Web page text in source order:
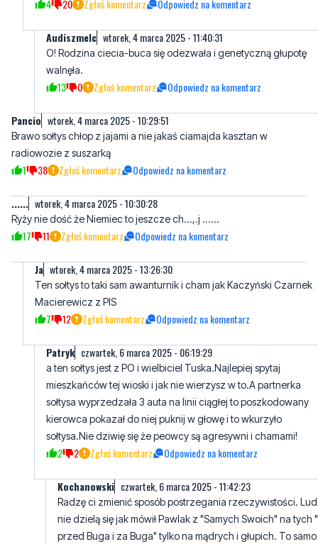
4 20 Zgłoś komentarz Odpowiedz na komentarz
Audiszmelc wtorek, 4 marca 2025 - 11:40:31
O! Rodzina ciecia-buca się odezwała i genetyczną głupotę
walnęła.
13 0 Zgłoś komentarz Odpowiedz na komentarz
Pancio wtorek, 4 marca 2025 - 10:29:51
Brawo sołtys chłop z jajami a nie jakaś ciamajda kasztan w
radiowozie z suszarką
1 38 Zgłoś komentarz Odpowiedz na komentarz
...... wtorek, 4 marca 2025 - 10:30:28
Ryży nie dość że Niemiec to jeszcze ch...,.j ......
17 11 Zgłoś komentarz Odpowiedz na komentarz
Ja wtorek, 4 marca 2025 - 13:26:30
Ten sołtys to taki sam awanturnik i cham jak Kaczyński Czarnek
Macierewicz z PIS
7 12 Zgłoś komentarz Odpowiedz na komentarz
Patryk czwartek, 6 marca 2025 - 06:19:29
a ten sołtys jest z PO i wielbiciel Tuska.Najlepiej spytaj
mieszkańców tej wioski i jak nie wierzysz w to.A partnerka
sołtysa wyprzedzała 3 auta na linii ciągłej to poszkodowany
kierowca pokazał do niej puknij w głowę i to wkurzyło
sołtysa.Nie dziwię się że peowcy są agresywni i chamami!
2 2 Zgłoś komentarz Odpowiedz na komentarz
Kochanowski czwartek, 6 marca 2025 - 11:42:23
Radzę ci zmienić sposób postrzegania rzeczywistości.
nie dzielą się jak mówił Pawlak z "Samych Swoich" na tych
przed Buga i za Buga" tylko na mądrych i głupich. To samo